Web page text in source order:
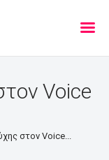
Voice
στον Voice...